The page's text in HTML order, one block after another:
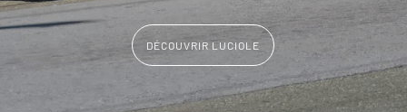
DÉCOUVRIR LUCIOLE